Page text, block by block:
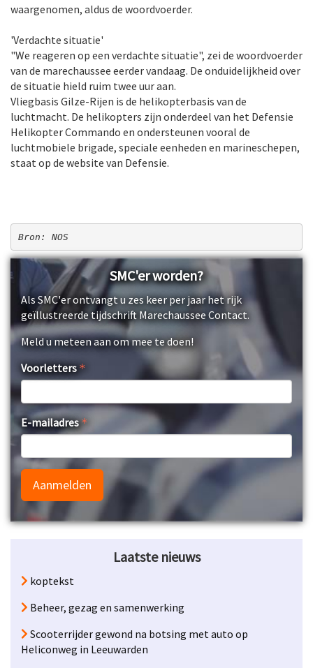
waargenomen, aldus de woordvoerder.
'Verdachte situatie'
"We reageren op een verdachte situatie", zei de woordvoerder
van de marechaussee eerder vandaag. De onduidelijkheid over
de situatie hield ruim twee uur aan.
Vliegbasis Gilze-Rijen is de helikopterbasis van de
luchtmacht. De helikopters zijn onderdeel van het Defensie
Helikopter Commando en ondersteunen vooral de
luchtmobiele brigade, speciale eenheden en marineschepen,
staat op de website van Defensie.
Bron: NOS
SMC'er worden?
Als SMC'er ontvangt u zes keer per jaar het rijk
geïllustreerde tijdschrift Marechaussee Contact.
Meld u meteen aan om mee te doen!
Voorletters
E-mailadres
Aanmelden
Laatste nieuws
koptekst
Beheer, gezag en samenwerking
Scooterrijder gewond na botsing met auto op
Heliconweg in Leeuwarden